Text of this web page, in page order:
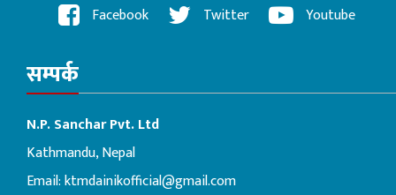
Facebook Twitter Youtube
सम्पर्क
N.P. Sanchar Pvt. Ltd
Kathmandu, Nepal
Email:ktmdainikofficial@gmail.com